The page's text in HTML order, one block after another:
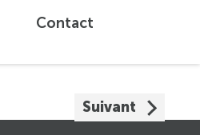
Contact
Suivant